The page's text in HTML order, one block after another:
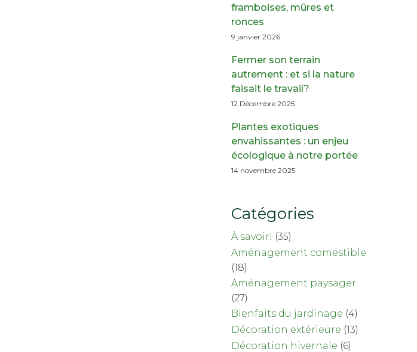
framboises, mûres et
ronces
9 janvier 2026
Fermer son terrain
autrement : et si la nature
faisait le travail?
12 Décembre 2025
Plantes exotiques
envahissantes : un enjeu
écologique à notre portée
14 novembre 2025
Catégories
À savoir! (35)
Aménagement comestible
(18)
Aménagement paysager
(27)
Bienfaits du jardinage (4)
Décoration extérieure (13)
Décoration hivernale (6)